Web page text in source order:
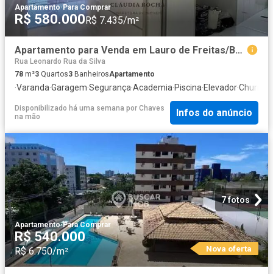
Apartamento·Para Comprar
R$ 580.000R$ 7.435/m²
Apartamento para Venda em Lauro de Freitas/BA Pitangueiras 3 Quartos
Rua Leonardo Rua da Silva
78 m²3 Quartos3 BanheirosApartamento
·Varanda·Garagem·Segurança·Academia·Piscina·Elevador·
Disponibilizado há uma semana por Chaves
na mão
Infos do anúncio
7 fotos
Apartamento·Para Comprar
R$ 540.000
R$ 6.750/m² Nova oferta